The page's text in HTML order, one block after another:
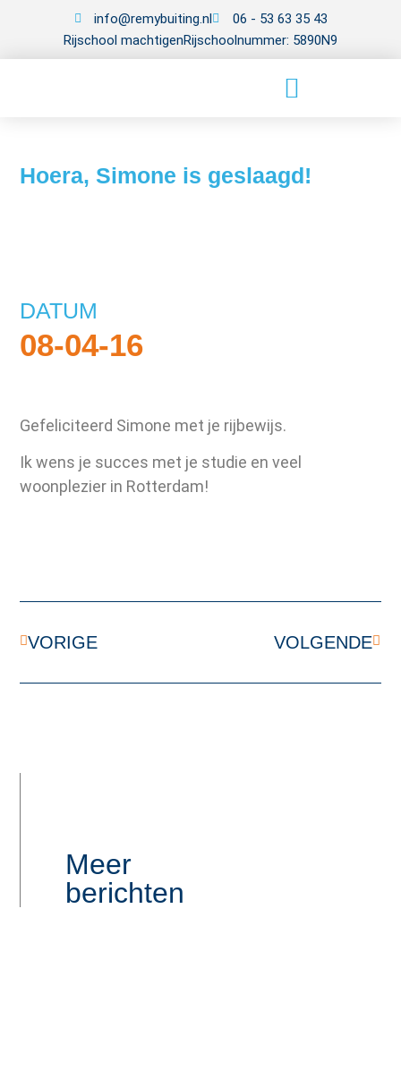
info@remybuiting.nl
06 - 53 63 35 43
Rijschool machtigenRijschoolnummer: 5890N9
Hoera, Simone is geslaagd!
DATUM
08-04-16
Gefeliciteerd Simone met je rijbewijs.
Ik wens je succes met je studie en veel
woonplezier in Rotterdam!
VORIGE VOLGENDE
Meer
berichten